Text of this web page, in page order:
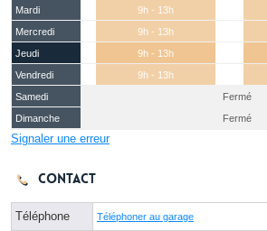
Mardi
9h - 13h
Mercredi
9h - 13h
Jeudi
9h - 13h
Vendredi
9h - 13h
Samedi
Fermé
Dimanche
Fermé
Signaler une erreur
Contact
Téléphone Téléphoner au garage